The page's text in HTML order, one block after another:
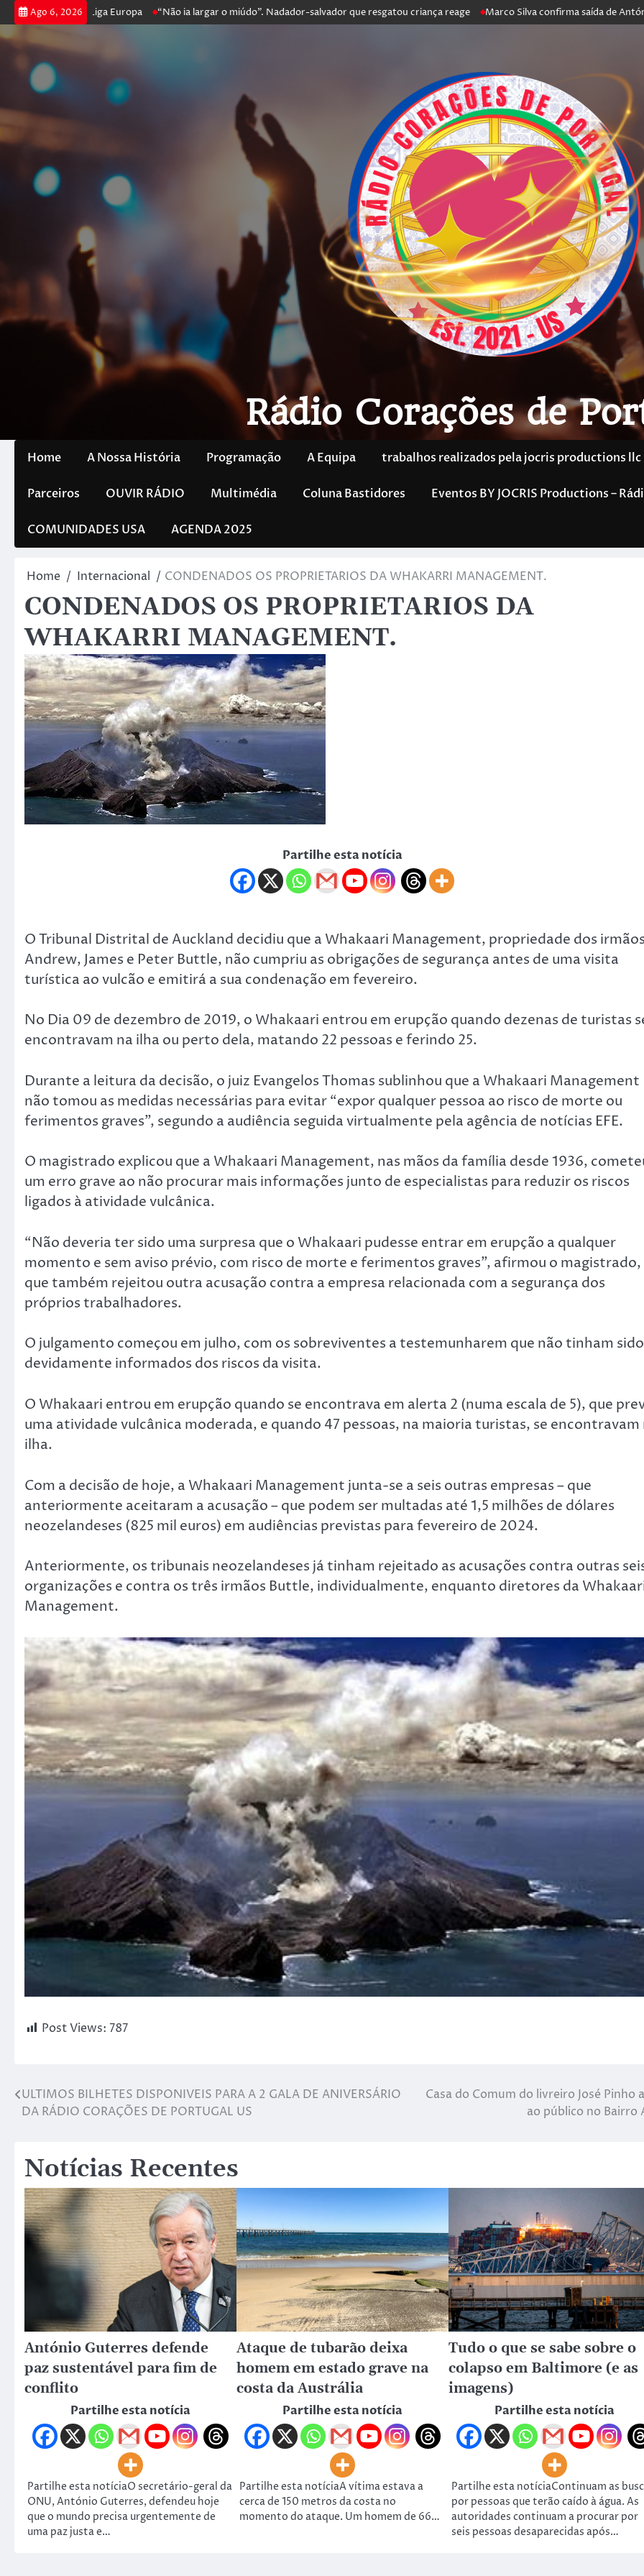
Ago 6, 2026
na Liga Europa “Não ia largar o miúdo”. Nadador-salvador que resgatou criança reage Marco Silva confirma saída de António
Rádio Corações de
Home A Nossa História Programação A Equipa trabalhos realizados pela jocris productions llc
Parceiros OUVIR RÁDIO Multimédia Coluna Bastidores Eventos BY JOCRIS Productions –
COMUNIDADES USA AGENDA 2025
Home Internacional CONDENADOS OS PROPRIETARIOS DA WHAKARRI MANAGEMENT.
CONDENADOS OS PROPRIETARIOS DA
WHAKARRI MANAGEMENT.
Partilhe esta notícia
O Tribunal Distrital de Auckland decidiu que a Whakaari Management, propriedade dos
Andrew, James e Peter Buttle, não cumpriu as obrigações de segurança antes de uma visita
turística ao vulcão e emitirá a sua condenação em fevereiro.
No Dia 09 de dezembro de 2019, o Whakaari entrou em erupção quando dezenas de turistas
encontravam na ilha ou perto dela, matando 22 pessoas e ferindo 25.
Durante a leitura da decisão, o juiz Evangelos Thomas sublinhou que a Whakaari Management
não tomou as medidas necessárias para evitar “expor qualquer pessoa ao risco de morte ou
ferimentos graves”, segundo a audiência seguida virtualmente pela agência de notícias EFE.
O magistrado explicou que a Whakaari Management, nas mãos da família desde 1936,
um erro grave ao não procurar mais informações junto de especialistas para reduzir os riscos
ligados à atividade vulcânica.
“Não deveria ter sido uma surpresa que o Whakaari pudesse entrar em erupção a qualquer
momento e sem aviso prévio, com risco de morte e ferimentos graves”, afirmou o magistrado,
que também rejeitou outra acusação contra a empresa relacionada com a segurança dos
próprios trabalhadores.
O julgamento começou em julho, com os sobreviventes a testemunharem que não tinham sido
devidamente informados dos riscos da visita.
O Whakaari entrou em erupção quando se encontrava em alerta 2 (numa escala de 5), que
uma atividade vulcânica moderada, e quando 47 pessoas, na maioria turistas, se encontravam
ilha.
Com a decisão de hoje, a Whakaari Management junta-se a seis outras empresas – que
anteriormente aceitaram a acusação – que podem ser multadas até 1,5 milhões de dólares
neozelandeses (825 mil euros) em audiências previstas para fevereiro de 2024.
Anteriormente, os tribunais neozelandeses já tinham rejeitado as acusações contra outras
organizações e contra os três irmãos Buttle, individualmente, enquanto diretores da
Management.
Post Views: 787
ULTIMOS BILHETES DISPONIVEIS PARA A 2 GALA DE ANIVERSÁRIO
DA RÁDIO CORAÇÕES DE PORTUGAL US
Casa do Comum do livreiro José Pinho
ao público no Bairro
Notícias Recentes
António Guterres defende
paz sustentável para fim de
conflito
Partilhe esta notícia
Partilhe esta notíciaO secretário-geral da
ONU, António Guterres, defendeu hoje
que o mundo precisa urgentemente de
uma paz justa e…
Ataque de tubarão deixa
homem em estado grave na
costa da Austrália
Partilhe esta notícia
Partilhe esta notíciaA vítima estava a
cerca de 150 metros da costa no
momento do ataque. Um homem de 66…
Tudo o que se sabe sobre o
colapso em Baltimore (e as
imagens)
Partilhe esta notícia
Partilhe esta notíciaContinuam as
por pessoas que terão caído à água. As
autoridades continuam a procurar por
seis pessoas desaparecidas após…